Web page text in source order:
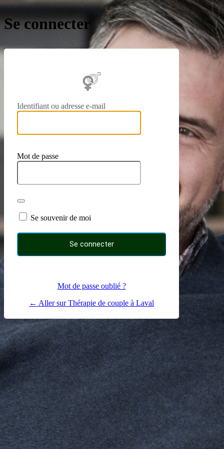
Se connecter
Identifiant ou adresse e-mail
Mot de passe
Se souvenir de moi
Mot de passe oublié ?
← Aller sur Thérapie de couple à Laval